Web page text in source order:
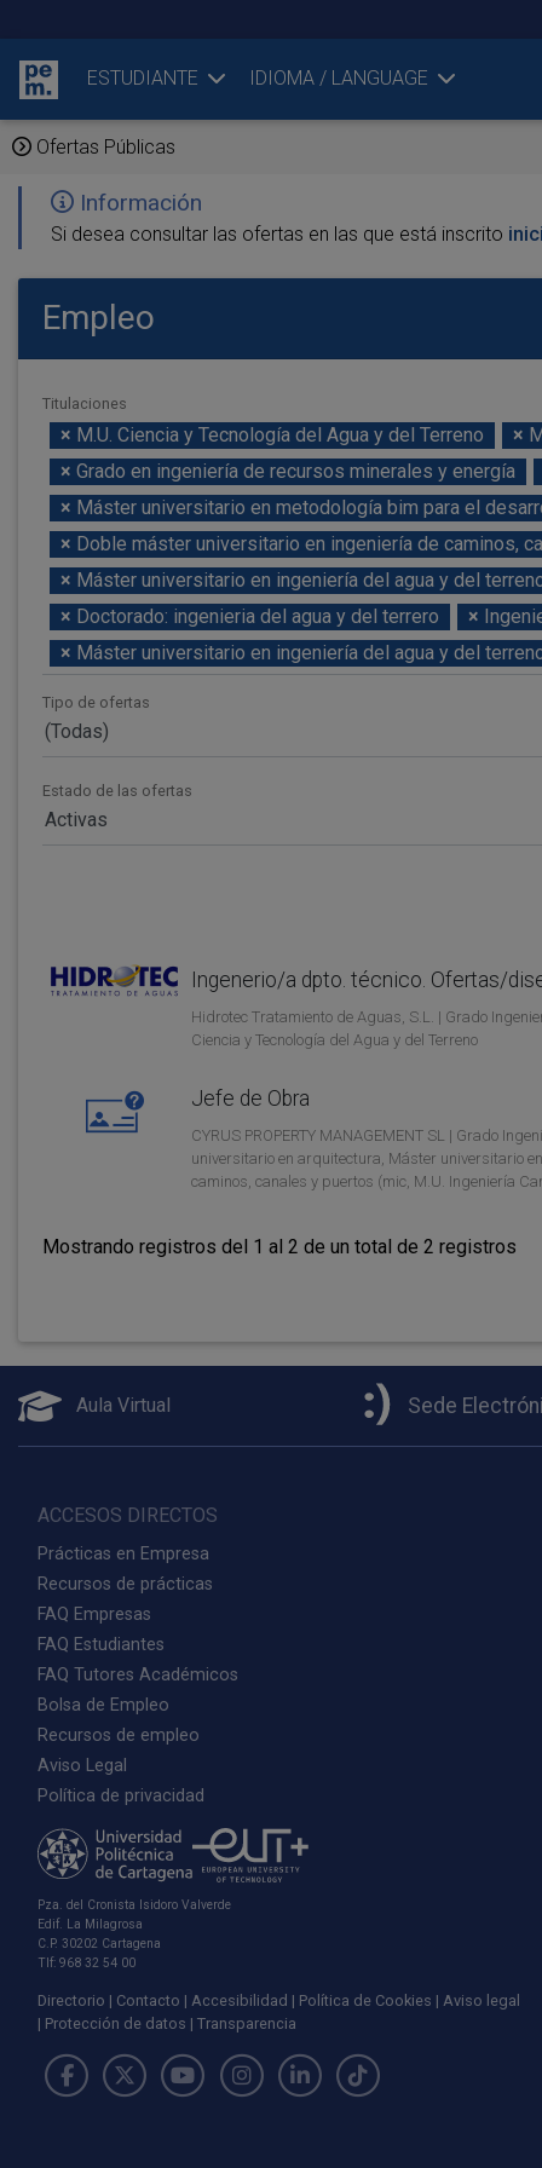
ESTUDIANTE IDIOMA / LANGUAGE
Ofertas Públicas
Información
Si desea consultar las ofertas en las que está inscrito
Empleo
Titulaciones
× M.U. Ciencia y Tecnología del Agua y del Terreno ×
× Grado en ingeniería de recursos minerales y energía
× Máster universitario en metodología bim para el
× Doble máster universitario en ingeniería de caminos,
× Máster universitario en ingeniería del agua y del
× Doctorado: ingenieria del agua y del terrero ×
× Máster universitario en ingeniería del agua y del
Tipo de ofertas
(Todas)
Estado de las ofertas
Activas
Ingenerio/a dpto. técnico. Ofertas/
Hidrotec Tratamiento de Aguas, S.L. | Grado
Ciencia y Tecnología del Agua y del Terreno
Jefe de Obra
CYRUS PROPERTY MANAGEMENT SL | Grado
universitario en arquitectura, Máster universitario
caminos, canales y puertos (mic, M.U. Ingeniería
Mostrando registros del 1 al 2 de un total de 2 registros
Aula Virtual Sede
ACCESOS DIRECTOS
Prácticas en Empresa
Recursos de prácticas
FAQ Empresas
FAQ Estudiantes
FAQ Tutores Académicos
Bolsa de Empleo
Recursos de empleo
Aviso Legal
Política de privacidad
Pza. del Cronista Isidoro Valverde
Edif. La Milagrosa
C.P. 30202 Cartagena
Tlf: 968 32 54 00
Directorio Contacto Accesibilidad Política de Cookies
Aviso legal
Protección de datos
Transparencia